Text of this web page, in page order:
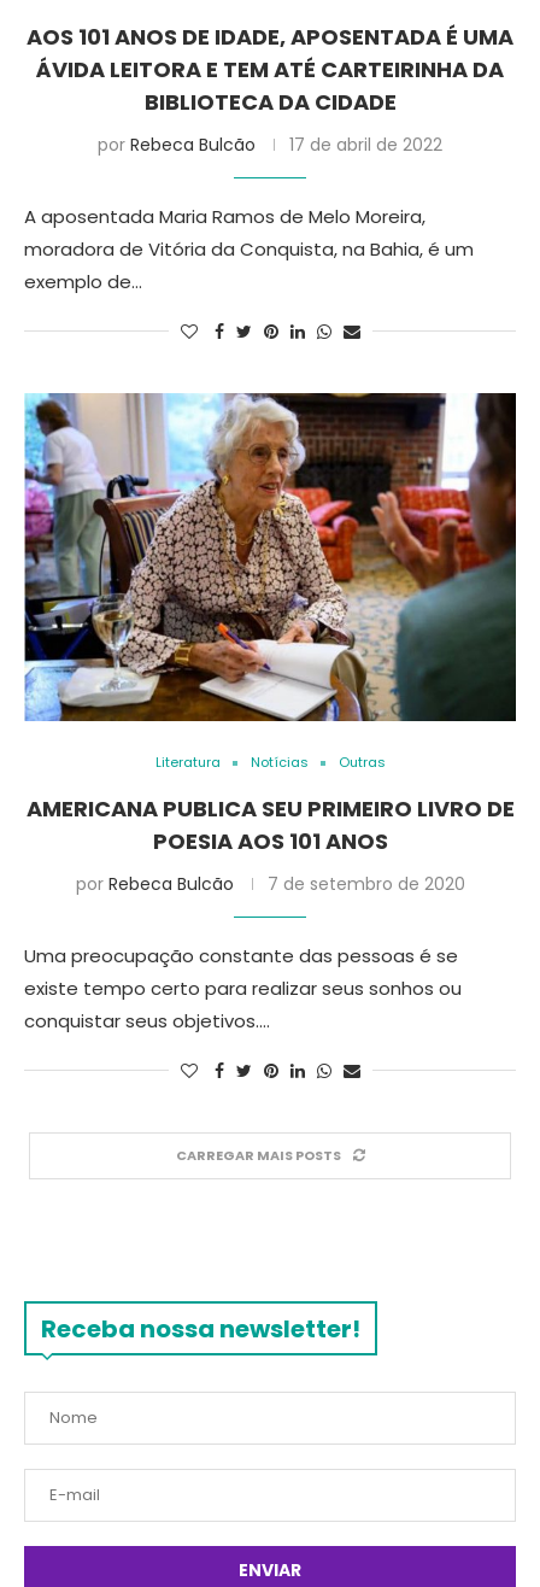
AOS 101 ANOS DE IDADE, APOSENTADA É UMA
ÁVIDA LEITORA E TEM ATÉ CARTEIRINHA DA
BIBLIOTECA DA CIDADE
por Rebeca Bulcão 17 de abril de 2022
A aposentada Maria Ramos de Melo Moreira,
moradora de Vitória da Conquista, na Bahia, é um
exemplo de…
Literatura Notícias Outras
AMERICANA PUBLICA SEU PRIMEIRO LIVRO DE
POESIA AOS 101 ANOS
por Rebeca Bulcão 7 de setembro de 2020
Uma preocupação constante das pessoas é se
existe tempo certo para realizar seus sonhos ou
conquistar seus objetivos.…
CARREGAR MAIS POSTS
Receba nossa newsletter!